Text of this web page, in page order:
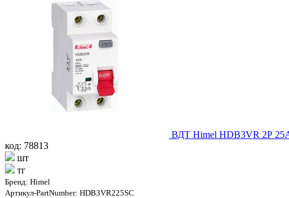
ВДТ Himel HDB3VR 2Р
код: 78813
шт
тг
Бренд: Himel
Артикул-PartNumber: HDB3VR225SC